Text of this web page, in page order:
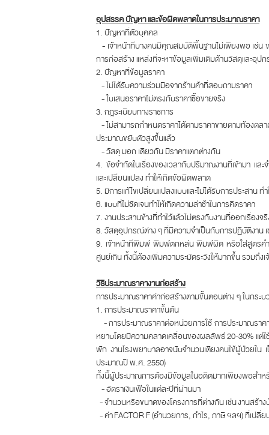
อุปสรรค ปัญหา และข้อผิดพลาดในการประมาณราคา
1. ปัญหาที่ตัวบุคคล
- เจ้าหน้าที่บางคนมีคุณสมบัติพื้นฐานไม่เพียงพอ เช่น
การก่อสร้าง แหล่งที่จะหาข้อมูลเพิ่มเติมด้านวัสดุและอุป
2. ปัญหาที่ข้อมูลราคา
- ไม่ได้รับความร่วมมือจากร้านค้าที่สอบถามราคา
- ใบเสนอราคาไม่ตรงกับราคาซื้อขายจริง
3. กฎระเบียบทางราชการ
- ไม่สามารถกำหนดราคาได้ตามราคาขายตามท้องตล
ประมาณขยับตัวสูงขึ้นแล้ว
- วัสดุ มอก เดียวกัน มีราคาแตกต่างกัน
4. ข้อจำกัดในเรื่องของเวลากับปริมาณงานที่เข้ามา แ
และเปลี่ยนแปลง ทำให้เกิดข้อผิดพลาด
5. มีการแก้ไขเปลี่ยนแปลงแบบและไม่ได้รับการประสาน
6. แบบที่ไม่ชัดเจนทำให้เกิดความล่าช้าในการคิดราคา
7. งานประสานข้างที่ทำไว้แล้วไม่ตรงกับงานที่ออกเรื่อง
8. วัสดุอุปกรณ์ต่าง ๆ ที่มีความจำเป็นกับการปฏิบัติงาน
9. เจ้าหน้าที่พิมพ์ พิมพ์ตกหล่น พิมพ์ผิด หรือใส่สูตรคำ
ศูนย์เกิน ทั้งนี้ต้องเพิ่มความระมัดระวังให้มากขึ้น รวมถึ
วิธีประมาณราคางานก่อสร้าง
การประมาณราคาค่าก่อสร้างตามขั้นตอนต่าง ๆ ในกระ
1. การประมาณราคาขั้นต้น
- การประมาณราคาต่อหน่วยการใช้ การประมาณราค
หยาบโดยมีความคลาดเคลื่อนของผลลัพธ์ 20-30% แต่
พัก งานโรงพยาบาลอาจนับจำนวนเตียงคนไข้ผู้ป่วย
ประมาณปี พ.ศ. 2550)
ทั้งนี้ผู้ประมาณการต้องมีข้อมูลในอดีตมากเพียงพอสำห
- อัตราเงินเฟ้อในแต่ละปีที่ผ่านมา
- จำนวนหรือขนาดของโครงการที่ต่างกัน เช่น งานส
- ค่า FACTOR F (อำนวยการ, กำไร, ภาษี ฯลฯ) ที่เปลี่ย